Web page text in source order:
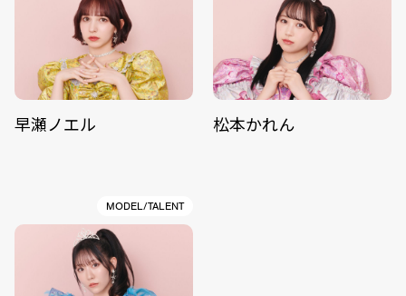
早瀬ノエル 松本かれん
MODEL/TALENT